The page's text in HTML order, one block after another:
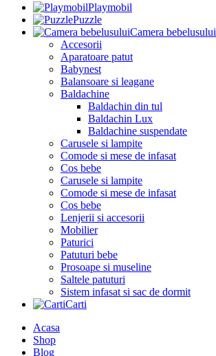
Playmobil
Puzzle
Camera bebelusului
Accesorii
Aparatoare patut
Babynest
Balansoare si leagane
Baldachine
Baldachin din tul
Baldachin Lux
Baldachine suspendate
Carusele si lampite
Comode si mese de infasat
Cos bebe
Carusele si lampite
Comode si mese de infasat
Cos bebe
Lenjerii si accesorii
Mobilier
Paturici
Patuturi bebe
Prosoape si museline
Saltele patuturi
Sistem infasat si sac de dormit
Carti
Acasa
Shop
Blog